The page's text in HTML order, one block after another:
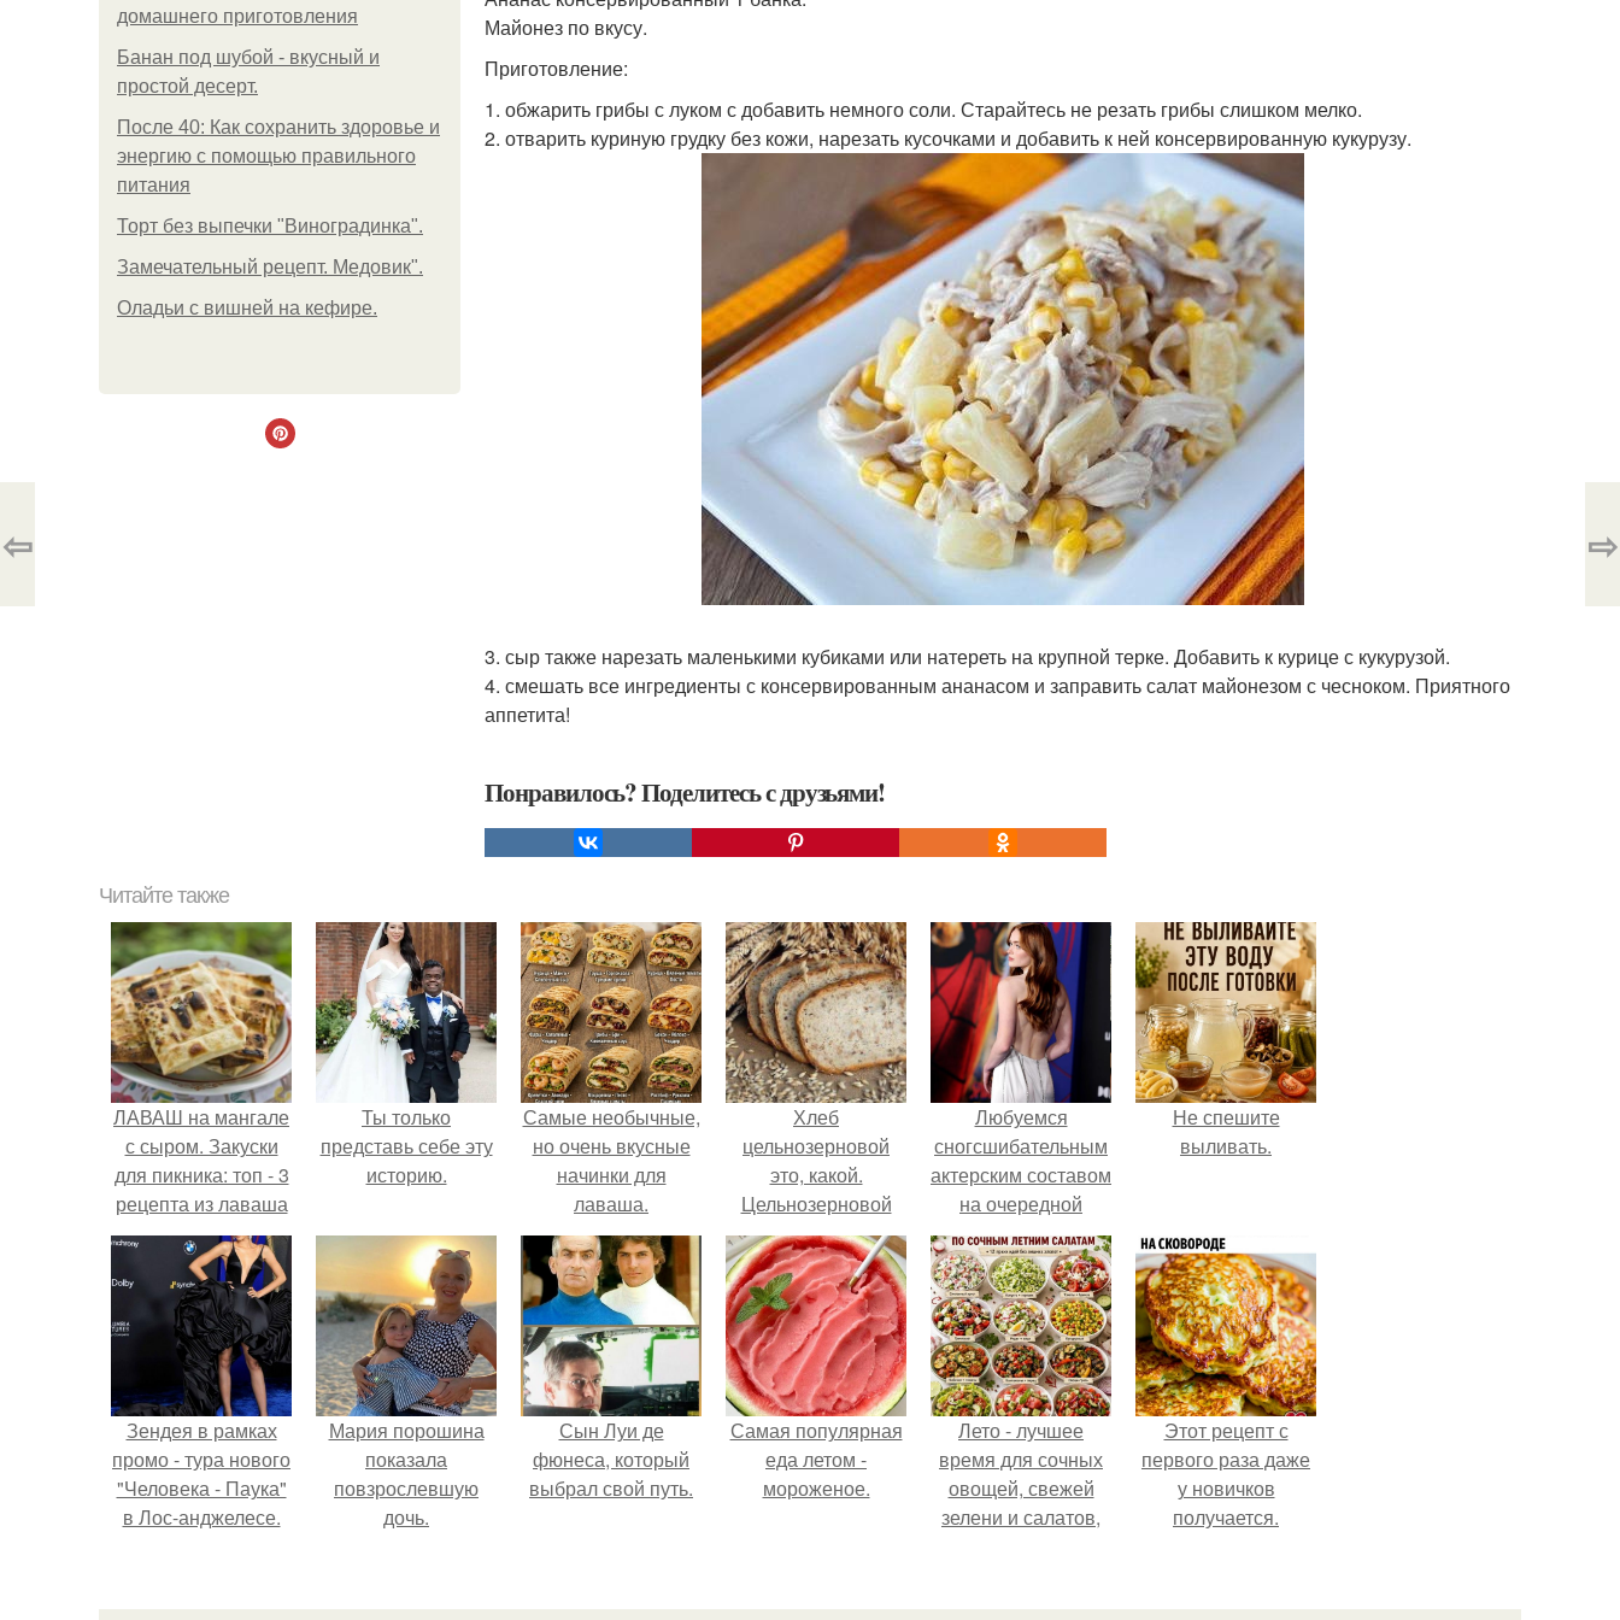
домашнего приготовления
Банан под шубой - вкусный и
простой десерт.
После 40: Как сохранить здоровье и
энергию с помощью правильного
питания
Торт без выпечки "Виноградинка".
Замечательный рецепт. Медовик".
Оладьи с вишней на кефире.
Майонез по вкусу.
Приготовление:
1. обжарить грибы с луком с добавить немного соли. Старайтесь не резать грибы слишком мелко.
2. отварить куриную грудку без кожи, нарезать кусочками и добавить к ней консервированную кукурузу.
3. сыр также нарезать маленькими кубиками или натереть на крупной терке. Добавить к курице с кукурузой.
4. смешать все ингредиенты с консервированным ананасом и заправить салат майонезом с чесноком. Приятного
аппетита!
Понравилось? Поделитесь с друзьями!
⇦ ⇨
Читайте также
ЛАВАШ на мангале
с сыром. Закуски
для пикника: топ - 3
рецепта из лаваша
на мангале на
любой вкус.
Ты только
представь себе эту
историю.
Самые необычные,
но очень вкусные
начинки для
лаваша.
Хлеб
цельнозерновой
это, какой.
Цельнозерновой
хлеб. Настоящий
цельнозерновой
хлеб очень для
здоровья полезен.
Любуемся
сногсшибательным
актерским составом
на очередной
премьере нового
человека - паука.
Не спешите
выливать.
Зендея в рамках
промо - тура нового
"Человека - Паука"
в Лос-анджелесе.
Мария порошина
показала
повзрослевшую
дочь.
Сын Луи де
фюнеса, который
выбрал свой путь.
Самая популярная
еда летом -
мороженое.
Лето - лучшее
время для сочных
овощей, свежей
зелени и салатов,
несколько минут.
Этот рецепт с
первого раза даже
у новичков
получается.